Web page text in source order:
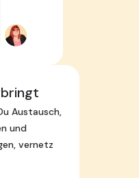
Austausch,
und
vernetz